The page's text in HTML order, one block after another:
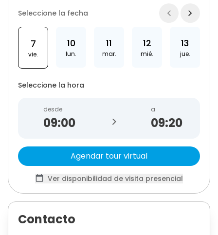
Seleccione la fecha
7
vie.
10
lun.
11
mar.
12
mié.
13
jue.
Seleccione la hora
desde
>
a
09:20
Agendar tour virtual
Ver disponibilidad de visita presencial
Contacto